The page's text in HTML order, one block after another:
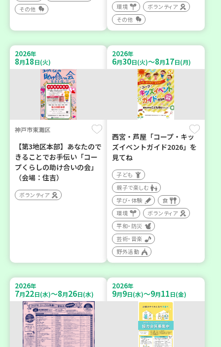
その他
環境
ボランティア
その他
2026年
8月18日(火)
神戸市東灘区
【第3地区本部】あなたので
きることでお手伝い「コー
プくらしの助け合いの会」
（会場：住吉）
ボランティア
2026年
6月30日(火)～8月17日(月)
西宮・芦屋「コープ・キッ
ズイベントガイド2026」を
見てね
子ども
親子で楽しむ
学び・体験
食
環境
ボランティア
平和・防災
芸術・音楽
野外活動
2026年
7月22日(水)～8月26日(水)
2026年
9月9日(水)～9月11日(金)